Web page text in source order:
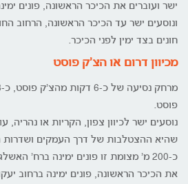
ישר ועוברים את הכיכר הראשונה, פונים
ונוסעים ישר עד הכיכר הראשונה, הרחוב
חונים בצד ימין לפני הכיכר.
מכיוון דרום או הצ'ק פוסט
פוסט.
נוסעים ישר לכיוון צפון, הקריות או
שהיא ההצטלבות של דרך העמקים ושדרות
כ-200 מ' מצומת זו פונים ימינה ברח'
את הכיכר הראשונה, פונים ימינה ברחוב